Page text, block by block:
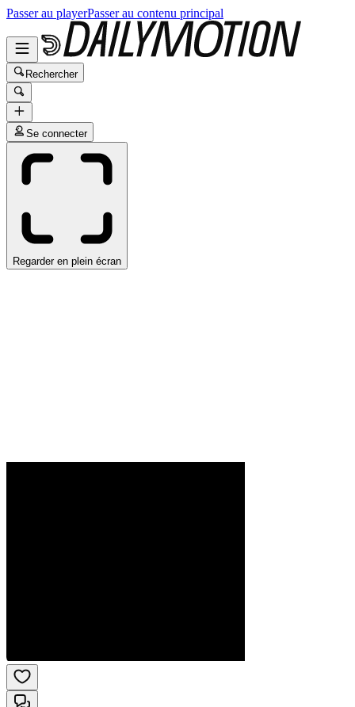
Passer au playerPasser au contenu principal
Rechercher
Se connecter
Regarder en plein écran